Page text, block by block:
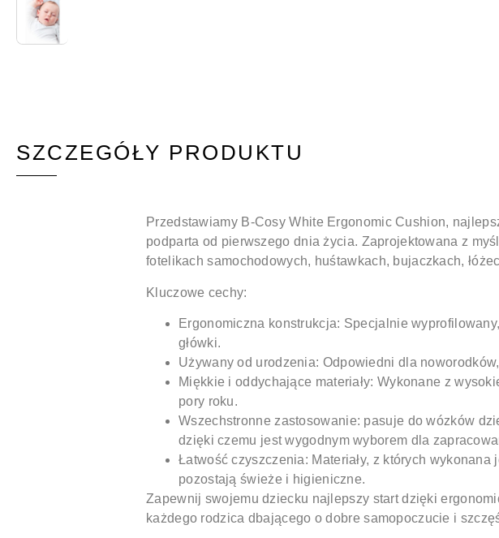
SZCZEGÓŁY PRODUKTU
Przedstawiamy B-Cosy White Ergonomic Cushion,
podparta od pierwszego dnia życia. Zaprojektowana z
fotelikach samochodowych, huśtawkach, bujaczkach,
Kluczowe cechy:
Ergonomiczna konstrukcja: Specjalnie
główki.
Używany od urodzenia: Odpowiedni dla
Miękkie i oddychające materiały: Wykonane z
pory roku.
Wszechstronne zastosowanie: pasuje do wózków
dzięki czemu jest wygodnym wyborem dla
Łatwość czyszczenia: Materiały, z których
pozostają świeże i higieniczne.
Zapewnij swojemu dziecku najlepszy start dzięki
każdego rodzica dbającego o dobre samopoczucie i